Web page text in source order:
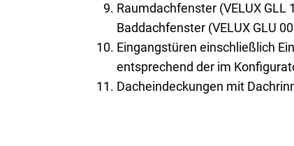
Raumdachfenster (VELUX GLL
Baddachfenster (VELUX GLU
Eingangstüren einschließlich
entsprechend der im
Dacheindeckungen mit